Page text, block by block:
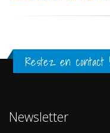
Restez en contact !
Newsletter